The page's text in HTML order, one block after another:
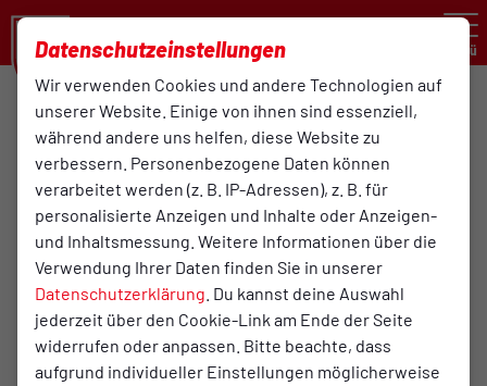
Datenschutzeinstellungen
Wir verwenden Cookies und andere Technologien auf
unserer Website. Einige von ihnen sind essenziell,
während andere uns helfen, diese Website zu
verbessern. Personenbezogene Daten können
verarbeitet werden (z. B. IP-Adressen), z. B. für
personalisierte Anzeigen und Inhalte oder Anzeigen-
und Inhaltsmessung. Weitere Informationen über die
Verwendung Ihrer Daten finden Sie in unserer
Datenschutzerklärung . Du kannst deine Auswahl
jederzeit über den Cookie-Link am Ende der Seite
widerrufen oder anpassen. Bitte beachte, dass
aufgrund individueller Einstellungen möglicherweise
Menü
SR-Fliesen GmbH
Wir sind ein Fliesenlegerfachbetrieb aus Bersenbrück,
der aus seiner Vorliebe für Mosaike und Fliesen etwas
ganz Besonderes gemacht hat: seine Berufung. SR-
Fliesen weist mittlerweile eine mehr als 10-jährige
Erfahrung auf, die wir sowohl für Privat- als auch
Geschäftskunden in die Waagschale werfen.Im
Landkreis Osnabrück sind wir als zuverlässiger
Ausbildung-, Innungs- und Meisterbetrieb bekannt.